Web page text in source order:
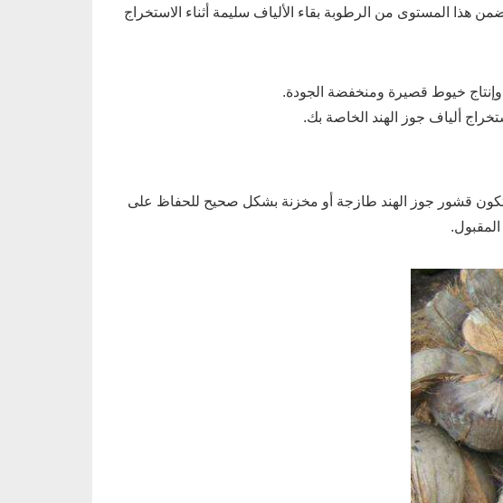
هذا المستوى من الرطوبة بقاء الألياف سليمة أثناء الاستخراج
خيوط قصيرة ومنخفضة الجودة.
ألياف جوز الهند الخاصة بك.
تكون قشور جوز الهند طازجة أو مخزنة بشكل صحيح للحفاظ على